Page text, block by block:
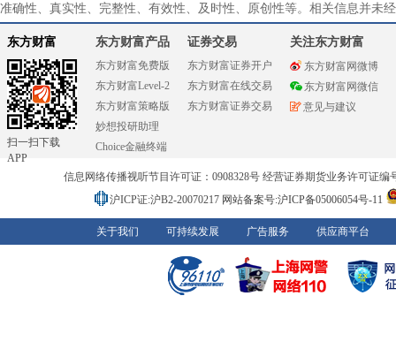
准确性、真实性、完整性、有效性、及时性、原创性等。相关信息并未
东方财富
扫一扫下载
APP
东方财富产品
东方财富免费版
东方财富Level-2
东方财富策略版
妙想投研助理
Choice金融终端
证券交易
东方财富证券开户
东方财富在线交易
东方财富证券交易
关注东方财富
东方财富网微博
东方财富网微信
意见与建议
信息网络传播视听节目许可证：0908328号 经营证券期货业务许可证编
沪ICP证:沪B2-20070217 网站备案号:沪ICP备05006054号-11
关于我们 可持续发展 广告服务 供应商平台